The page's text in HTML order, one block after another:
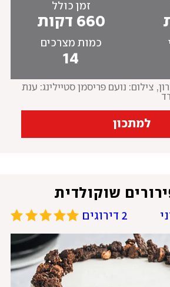
זמן כולל
660 דקות
כמות מצרכים
14
,
למתכון
שוקולדית
2 דירוגים